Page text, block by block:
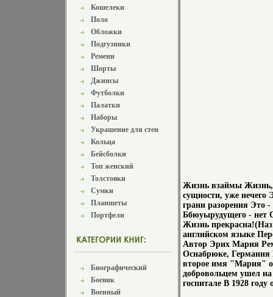
Кошелеки
Поло
Обложки
Подгузники
Ремени
Шорты
Джинсы
Футболки
Палатки
Наборы
Украшение для стен
Кольца
Бейсболки
Топ женский
Толстовки
Сумки
Планшеты
Портфели
Биографический
Боевик
Военный
Жизнь взаймы Жизнь,
сущности, уже нечего
грани разорения Это -
Ббюуырудущего - нет
Жизнь
английском языке
Автор Эрих Мария
Оснабрюке, Германия
второе имя "Мария"
добровольцем ушел
госпитале В 1928 году